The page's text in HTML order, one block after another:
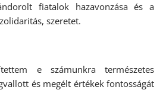
fiatalok hazavonzása és a
szeretet.
e számunkra természetes
és megélt értékek fontosságát